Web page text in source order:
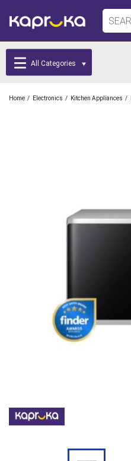
All Categories
Home / Electronics / Kitchen Appliances /